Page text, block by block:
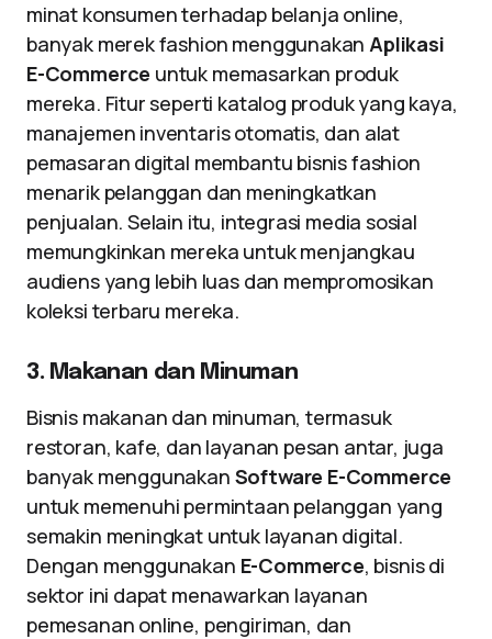
minat konsumen terhadap belanja online,
banyak merek fashion menggunakanAplikasi
E-Commerce untuk memasarkan produk
mereka. Fitur seperti katalog produk yang kaya,
manajemen inventaris otomatis, dan alat
pemasaran digital membantu bisnis fashion
menarik pelanggan dan meningkatkan
penjualan. Selain itu, integrasi media sosial
memungkinkan mereka untuk menjangkau
audiens yang lebih luas dan mempromosikan
koleksi terbaru mereka.
3. Makanan dan Minuman
Bisnis makanan dan minuman, termasuk
restoran, kafe, dan layanan pesan antar, juga
banyak menggunakan Software E-Commerce
untuk memenuhi permintaan pelanggan yang
semakin meningkat untuk layanan digital.
Dengan menggunakan E-Commerce, bisnis di
sektor ini dapat menawarkan layanan
pemesanan online, pengiriman, dan